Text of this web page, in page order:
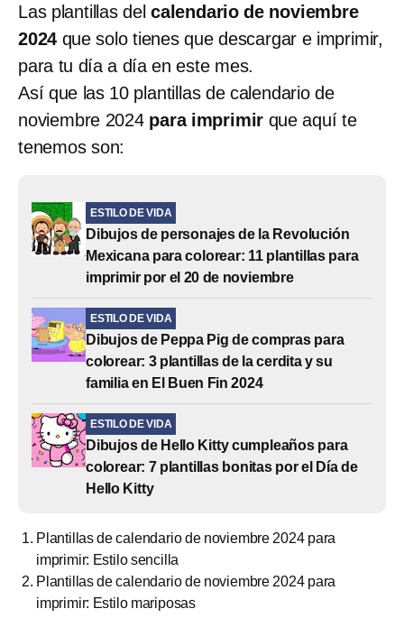
Las plantillas del calendario de noviembre
2024 que solo tienes que descargar e imprimir,
para tu día a día en este mes.
Así que las 10 plantillas de calendario de
noviembre 2024 para imprimir que aquí te
tenemos son:
ESTILO DE VIDA
Dibujos de personajes de la Revolución
Mexicana para colorear: 11 plantillas para
imprimir por el 20 de noviembre
ESTILO DE VIDA
Dibujos de Peppa Pig de compras para
colorear: 3 plantillas de la cerdita y su
familia en El Buen Fin 2024
ESTILO DE VIDA
Dibujos de Hello Kitty cumpleaños para
colorear: 7 plantillas bonitas por el Día de
Hello Kitty
Plantillas de calendario de noviembre 2024 para
imprimir: Estilo sencilla
Plantillas de calendario de noviembre 2024 para
imprimir: Estilo mariposas